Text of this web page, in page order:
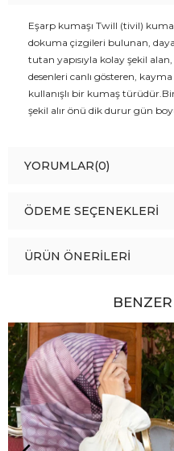
Eşarp kumaşı Twill (tivil)
dokuma çizgileri bulunan,
tutan yapısıyla kolay şekil
desenleri canlı gösteren,
kullanışlı bir kumaş
şekil alır önü dik durur gün
YORUMLAR(0)
ÖDEME SEÇENEKLERI
ÜRÜN ÖNERILERI